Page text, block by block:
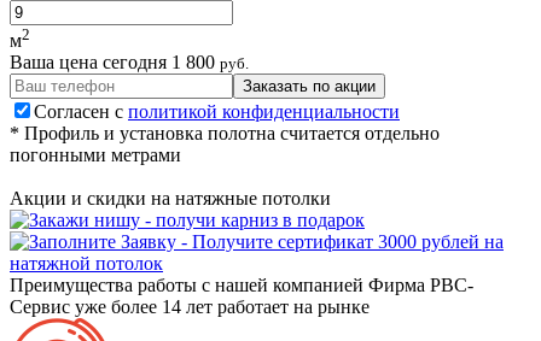
м2
Ваша цена сегодня 1 800 руб.
Заказать по акции
Согласен с политикой конфиденциальности
* Профиль и установка полотна считается отдельно
погонными метрами
Акции и скидки на натяжные потолки
Преимущества работы с нашей компанией Фирма РВС-
Сервис уже более 14 лет работает на рынке